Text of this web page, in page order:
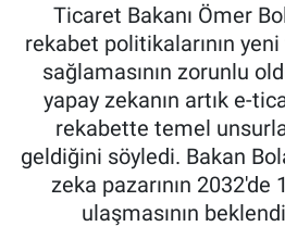
Ticaret Bakanı Ömer
rekabet politikalarının
sağlamasının zorunlu
yapay zekanın artık e-
rekabette temel
geldiğini söyledi. Bakan
zeka pazarının 2032'de
ulaşmasının